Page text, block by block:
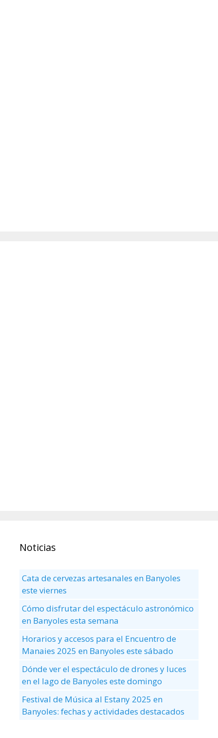
Noticias
Cata de cervezas artesanales en Banyoles
este viernes
Cómo disfrutar del espectáculo astronómico
en Banyoles esta semana
Horarios y accesos para el Encuentro de
Manaies 2025 en Banyoles este sábado
Dónde ver el espectáculo de drones y luces
en el lago de Banyoles este domingo
Festival de Música al Estany 2025 en
Banyoles: fechas y actividades destacados